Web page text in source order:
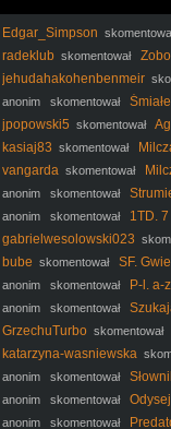
Edgar_Simpson
radeklub skomentował
The Liability
jehudahakohenbenmeir
Lektor PL
anonim skomentował
(He Who Dares; Downing
jpopowski5 skomentował
kasiaj83 skomentował
Partner [720p]
vangarda skomentował
Partner [720p]
anonim skomentował
anonim skomentował
1TD. 7
gabrielwesolowski023
Odcinek 1
bube skomentował SF.
anonim skomentował P-l. a-
anonim skomentował
(Dramat obyczajowy, 2000)
GrzechuTurbo skomentował
katarzyna-wasniewska
anonim skomentował
Dictionary (2003) Lektor
anonim skomentował
Kinowa
anonim skomentował